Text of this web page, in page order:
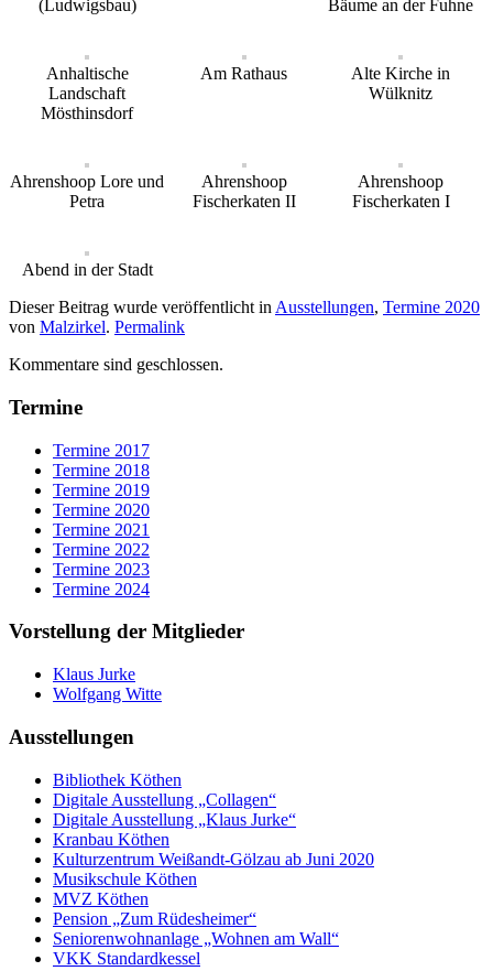
(Ludwigsbau)
Bäume an der Fuhne
Anhaltische
Landschaft
Mösthinsdorf
Am Rathaus
Alte Kirche in
Wülknitz
Ahrenshoop Lore und
Petra
Ahrenshoop
Fischerkaten II
Ahrenshoop
Fischerkaten I
Abend in der Stadt
Dieser Beitrag wurde veröffentlicht in Ausstellungen, Termine 2020
von Malzirkel. Permalink
Kommentare sind geschlossen.
Termine
Termine 2017
Termine 2018
Termine 2019
Termine 2020
Termine 2021
Termine 2022
Termine 2023
Termine 2024
Vorstellung der Mitglieder
Klaus Jurke
Wolfgang Witte
Ausstellungen
Bibliothek Köthen
Digitale Ausstellung „Collagen“
Digitale Ausstellung „Klaus Jurke“
Kranbau Köthen
Kulturzentrum Weißandt-Gölzau ab Juni 2020
Musikschule Köthen
MVZ Köthen
Pension „Zum Rüdesheimer“
Seniorenwohnanlage „Wohnen am Wall“
VKK Standardkessel